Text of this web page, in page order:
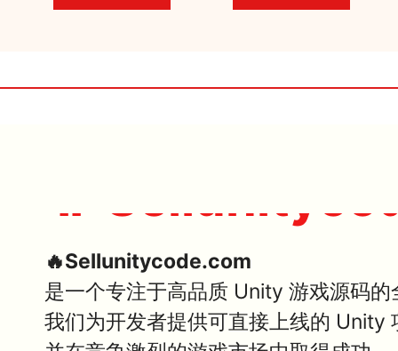
5
5
🔥
🔥Sellunitycode.com
是一个专注于高品质 Unity 游戏源码的
我们为开发者提供可直接上线的 Unity